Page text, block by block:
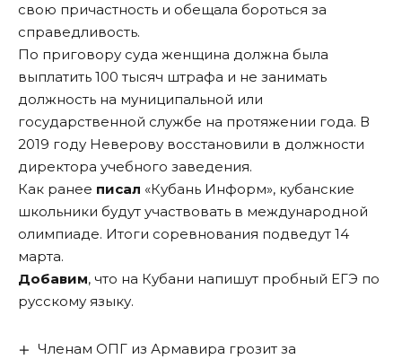
свою причастность и обещала бороться за
справедливость.
По приговору суда женщина должна была
выплатить 100 тысяч штрафа и не занимать
должность на муниципальной или
государственной службе на протяжении года. В
2019 году Неверову восстановили в должности
директора учебного заведения.
Как ранее писал «Кубань Информ», кубанские
школьники будут участвовать в международной
олимпиаде. Итоги соревнования подведут 14
марта.
Добавим, что на Кубани напишут пробный ЕГЭ по
русскому языку.
Членам ОПГ из Армавира грозит за